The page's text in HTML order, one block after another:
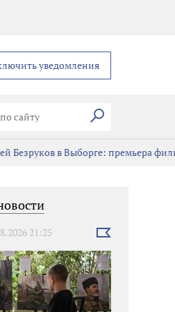
уведомления
Искать
Безруков в Выборге: премьера
21:25
Выбрать